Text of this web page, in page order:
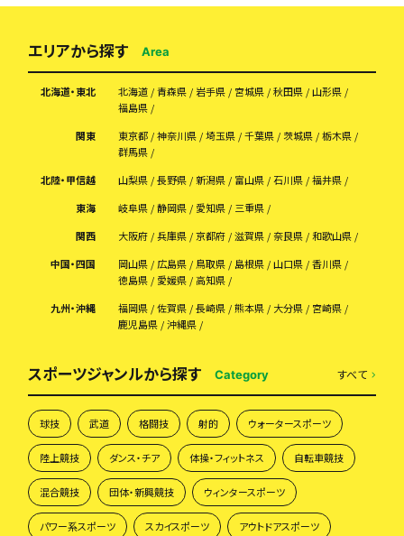
エリアから探す Area
北海道・東北 北海道 青森県 岩手県 宮城県 秋田県
山形県
福島県
関東
東京都 神奈川県 埼玉県 千葉県 茨城県
栃木県
群馬県
北陸・甲信越
山梨県 長野県 新潟県 富山県 石川県
福井県
東海
岐阜県 静岡県 愛知県
三重県
関西
大阪府 兵庫県 京都府 滋賀県 奈良県
和歌山県
中国・四国
岡山県 広島県 鳥取県 島根県 山口県
香川県
徳島県
愛媛県
高知県
九州・沖縄
福岡県 佐賀県 長崎県 熊本県 大分県
宮崎県
鹿児島県
沖縄県
スポーツジャンルから探す Category すべて
球技 武道 格闘技 射的 ウォータースポーツ
陸上競技 ダンス・チア 体操・フィットネス 自転車競技
混合競技 団体・新興競技 ウィンタースポーツ
パワー系スポーツ スカイスポーツ アウトドアスポーツ